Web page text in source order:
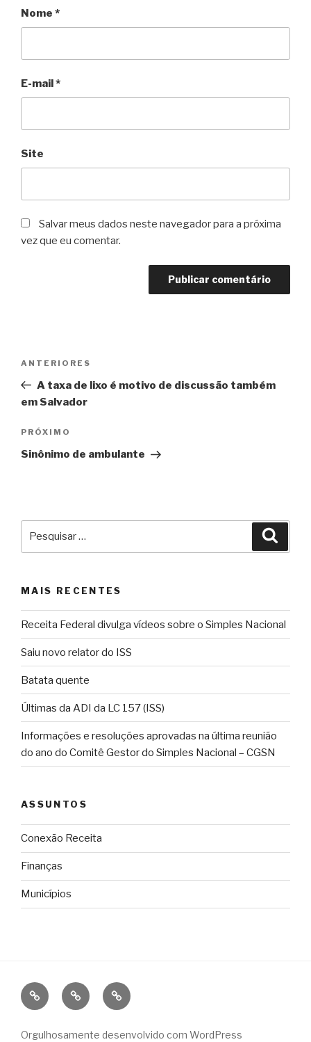
Nome *
E-mail*
Site
Salvar meus dados neste navegador para a próxima
vez que eu comentar.
Post
Post
anterior
ANTERIORES
A taxa de lixo é motivo de discussão também
em Salvador
Próximo
post
PRÓXIMO
Sinônimo de ambulante
MAIS RECENTES
Receita Federal divulga vídeos sobre o Simples Nacional
Saiu novo relator do ISS
Batata quente
Últimas da ADI da LC 157 (ISS)
Informações e resoluções aprovadas na última reunião
do ano do Comitê Gestor do Simples Nacional – CGSN
ASSUNTOS
Conexão Receita
Finanças
Municípios
Conexão
Receita
FinançasMunicípios
Orgulhosamente desenvolvido com WordPress